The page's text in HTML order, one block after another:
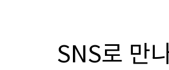
SNS로 만